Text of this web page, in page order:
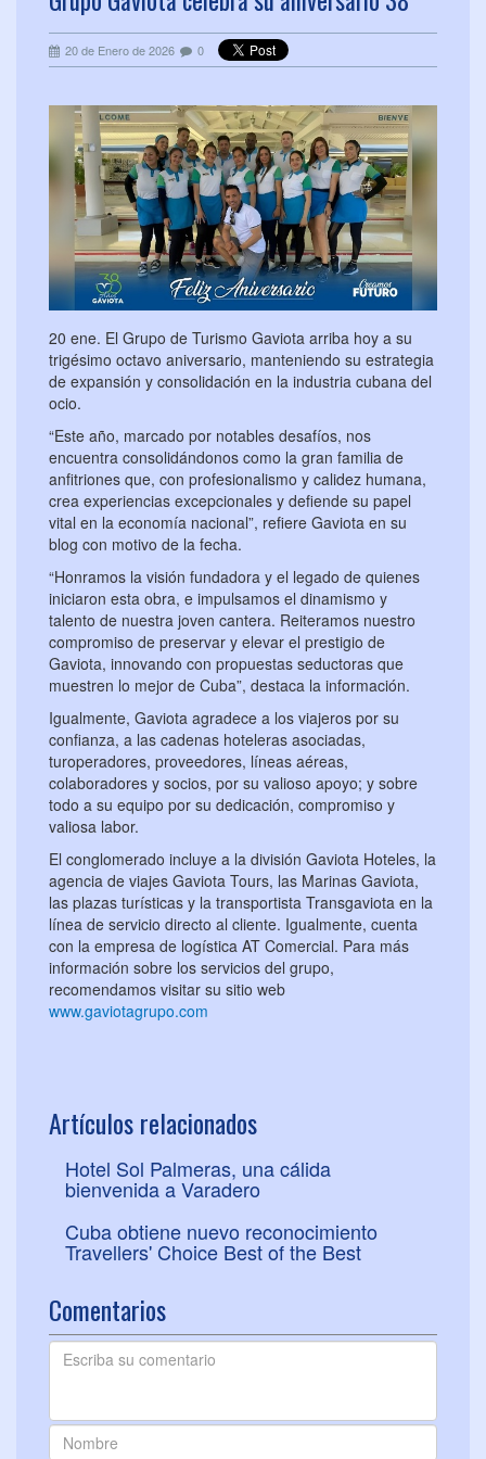
20 de Enero de 2026 0
20 ene. El Grupo de Turismo Gaviota arriba hoy a su
trigésimo octavo aniversario, manteniendo su estrategia
de expansión y consolidación en la industria cubana del
ocio.
“Este año, marcado por notables desafíos, nos
encuentra consolidándonos como la gran familia de
anfitriones que, con profesionalismo y calidez humana,
crea experiencias excepcionales y defiende su papel
vital en la economía nacional”, refiere Gaviota en su
blog con motivo de la fecha.
“Honramos la visión fundadora y el legado de quienes
iniciaron esta obra, e impulsamos el dinamismo y
talento de nuestra joven cantera. Reiteramos nuestro
compromiso de preservar y elevar el prestigio de
Gaviota, innovando con propuestas seductoras que
muestren lo mejor de Cuba”, destaca la información.
Igualmente, Gaviota agradece a los viajeros por su
confianza, a las cadenas hoteleras asociadas,
turoperadores, proveedores, líneas aéreas,
colaboradores y socios, por su valioso apoyo; y sobre
todo a su equipo por su dedicación, compromiso y
valiosa labor.
El conglomerado incluye a la división Gaviota Hoteles, la
agencia de viajes Gaviota Tours, las Marinas Gaviota,
las plazas turísticas y la transportista Transgaviota en la
línea de servicio directo al cliente. Igualmente, cuenta
con la empresa de logística AT Comercial. Para más
información sobre los servicios del grupo,
recomendamos visitar su sitio web
www.gaviotagrupo.com
Artículos relacionados
Hotel Sol Palmeras, una cálida
bienvenida a Varadero
Cuba obtiene nuevo reconocimiento
Travellers' Choice Best of the Best
Comentarios